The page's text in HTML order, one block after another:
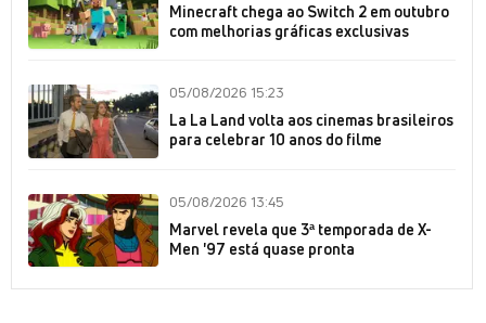
Minecraft chega ao Switch 2 em outubro
com melhorias gráficas exclusivas
05/08/2026 15:23
La La Land volta aos cinemas brasileiros
para celebrar 10 anos do filme
05/08/2026 13:45
Marvel revela que 3ª temporada de X-
Men '97 está quase pronta